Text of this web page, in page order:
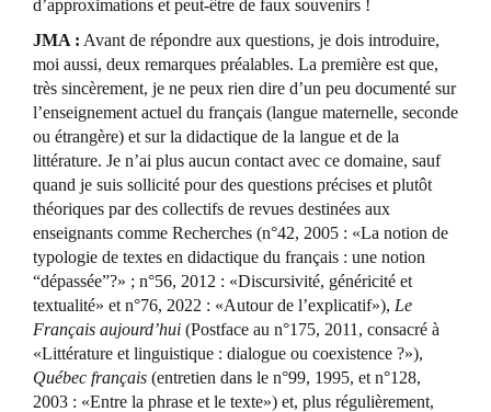
d’approximations et peut-être de faux souvenirs !
JMA : Avant de répondre aux questions, je dois introduire,
moi aussi, deux remarques préalables. La première est que,
très sincèrement, je ne peux rien dire d’un peu documenté sur
l’enseignement actuel du français (langue maternelle, seconde
ou étrangère) et sur la didactique de la langue et de la
littérature. Je n’ai plus aucun contact avec ce domaine, sauf
quand je suis sollicité pour des questions précises et plutôt
théoriques par des collectifs de revues destinées aux
enseignants comme Recherches (n°42, 2005 : «La notion de
typologie de textes en didactique du français : une notion
“dépassée”?» ; n°56, 2012 : «Discursivité, généricité et
textualité» et n°76, 2022 : «Autour de l’explicatif»), Le
Français aujourd’hui (Postface au n°175, 2011, consacré à
«Littérature et linguistique : dialogue ou coexistence ?»),
Québec français (entretien dans le n°99, 1995, et n°128,
2003 : «Entre la phrase et le texte») et, plus régulièrement,